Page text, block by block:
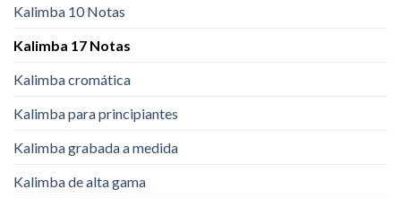
Kalimba 10 Notas
Kalimba 17 Notas
Kalimba cromática
Kalimba para principiantes
Kalimba grabada a medida
Kalimba de alta gama